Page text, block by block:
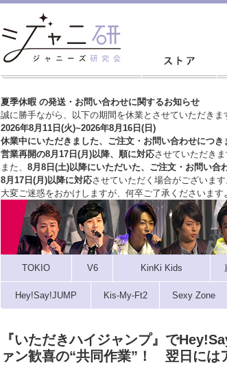
夏季休暇 の発送・お問い合わせに関するお知らせ
誠に勝手ながら、以下の期間を休業とさせていただきま
2026年8月11日(火)~2026年8月16日(日)
休業中にいただきました、ご注文・お問い合わせにつき
営業再開の8月17日(月)以降、順に対応させていただきま
また、 8月8日(土)以降にいただいた、ご注文・ お問い合
8月17日(月)以降に対応させていただく場合がございます
大変ご迷惑をおかけしますが、 何卒ご了承くださいます
TOKIO V6 KinKi Kids
Hey!Say!JUMP Kis-My-Ft2 Sexy Zone
『いただきハイジャンプ』で
ァン歓喜の“共同作業”！ 翌日には